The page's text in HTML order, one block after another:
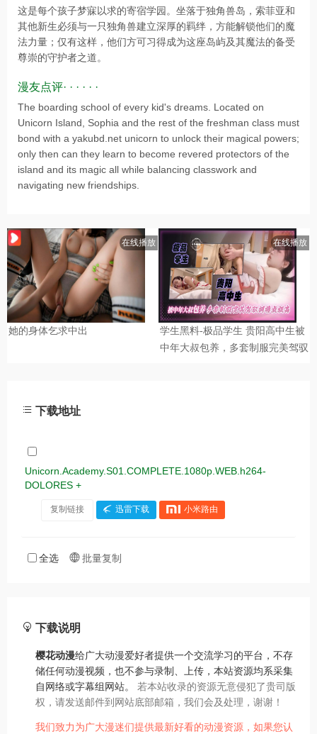
这是每个孩子梦寐以求的寄宿学园。坐落于独角兽岛，索菲亚和
其他新生必须与一只独角兽建立深厚的羁绊，方能解锁他们的魔
法力量；仅有这样，他们方可习得成为这座岛屿及其魔法的备受
尊崇的守护者之道。
漫友点评· · · · · ·
The boarding school of every kid's dreams. Located on
Unicorn Island, Sophia and the rest of the freshman class must
bond with a yakubd.net unicorn to unlock their magical powers;
only then can they learn to become revered protectors of the
island and its magic all while balancing classwork and
navigating new friendships.
下载地址
Unicorn.Academy.S01.COMPLETE.1080p.WEB.h264-
DOLORES +
复制链接 迅雷下载 小米路由
全选 批量复制
下载说明
樱花动漫给广大动漫爱好者提供一个交流学习的平台，不存
储任何动漫视频，也不参与录制、上传，本站资源均系采集
自网络或字幕组网站。 若本站收录的资源无意侵犯了贵司版
权，请发送邮件到网站底部邮箱，我们会及处理，谢谢！
我们致力为广大漫迷们提供最新好看的动漫资源，如果您认